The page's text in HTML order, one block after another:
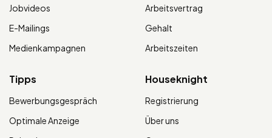
Jobvideos
E-Mailings
Medienkampagnen
Arbeitsvertrag
Gehalt
Arbeitszeiten
Tipps
Bewerbungsgespräch
Optimale Anzeige
Houseknight
Registrierung
Über uns